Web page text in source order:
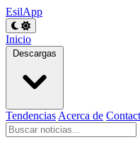
EsilApp
Inicio
Descargas
Tendencias Acerca de